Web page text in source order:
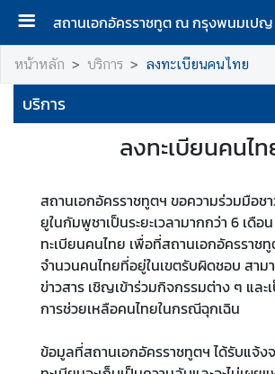
สถานเอกอัครราชทูต ณ กรุงพนมเปญ
ห
น้
า
แ
เ
กี่
ย
ว
กั
บ
ถ
หน้าหลัก บริการ ลงทะเบียนคนไทย
บริการ
ลงทะเบียนคนไ
สถานเอกอัครราชทูตฯ ขอความร่วมมือช
ยูในกัมพูชาเป็นระยะเวลามากกว่า 6 เดือ
ทะเบียนคนไทย เพื่อที่สถานเอกอัครราชทู
จำนวนคนไทยที่อยู่ในเขตรับผิดชอบ สาม
ข่าวสาร เชิญเข้าร่วมกิจกรรมต่าง ๆ และ
การช่วยเหลือคนไทยในกรณีฉุกเฉิน
ข้อมูลที่สถานเอกอัครราชทูตฯ ได้รับแจ้ง